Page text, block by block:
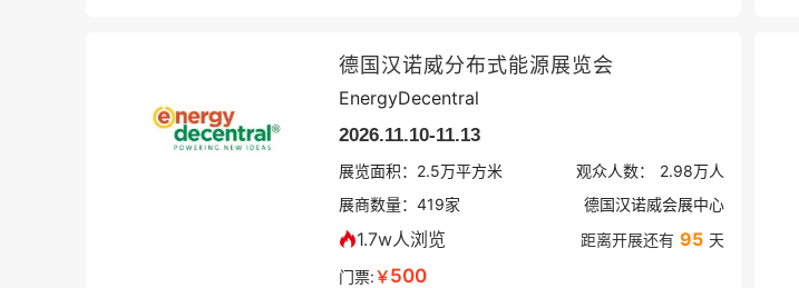
德国汉诺威分布式能源展览会
EnergyDecentral
2026.11.10-11.13
展览面积： 2.5万平方米 观众人数： 2.98万人
展商数量： 419家 德国汉诺威会展中心
1.7w人浏览 距离开展还有 95 天
门票:￥500